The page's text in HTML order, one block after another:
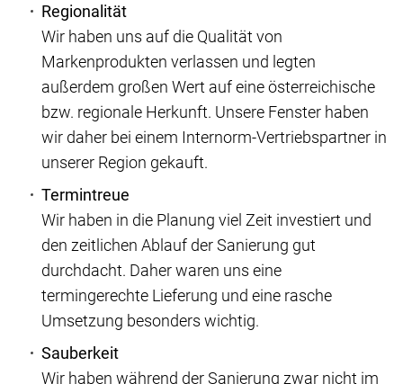
Regionalität
Wir haben uns auf die Qualität von
Markenprodukten verlassen und legten
außerdem großen Wert auf eine österreichische
bzw. regionale Herkunft. Unsere Fenster haben
wir daher bei einem Internorm-Vertriebspartner in
unserer Region gekauft.
Termintreue
Wir haben in die Planung viel Zeit investiert und
den zeitlichen Ablauf der Sanierung gut
durchdacht. Daher waren uns eine
termingerechte Lieferung und eine rasche
Umsetzung besonders wichtig.
Sauberkeit
Wir haben während der Sanierung zwar nicht im